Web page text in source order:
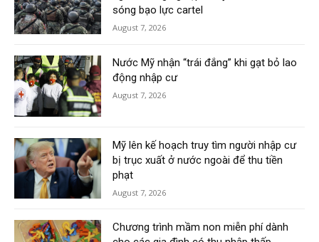
sóng bạo lực cartel
August 7, 2026
Nước Mỹ nhận “trái đắng” khi gạt bỏ lao
động nhập cư
August 7, 2026
Mỹ lên kế hoạch truy tìm người nhập cư
bị trục xuất ở nước ngoài để thu tiền
phạt
August 7, 2026
Chương trình mầm non miễn phí dành